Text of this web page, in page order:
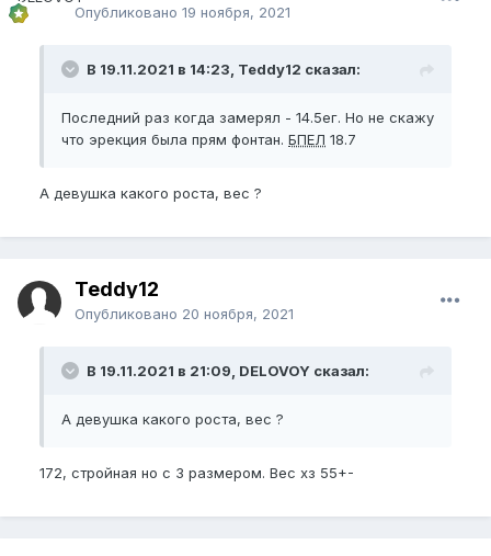
Опубликовано 19 ноября, 2021
В 19.11.2021 в 14:23, Teddy12 сказал:
Последний раз когда замерял - 14.5ег. Но не скажу
что эрекция была прям фонтан. БПЕЛ 18.7
А девушка какого роста, вес ?
Teddy12
Опубликовано 20 ноября, 2021
В 19.11.2021 в 21:09, DELOVOY сказал:
А девушка какого роста, вес ?
172, стройная но с 3 размером. Вес хз 55+-